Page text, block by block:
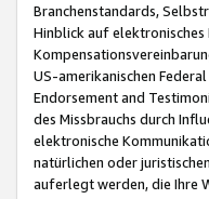
Branchenstandards,
Hinblick auf
US-amerikanischen
Endorsement and
des Missbrauchs durch
elektronische
natürlichen oder
auferlegt werden, die Ihre